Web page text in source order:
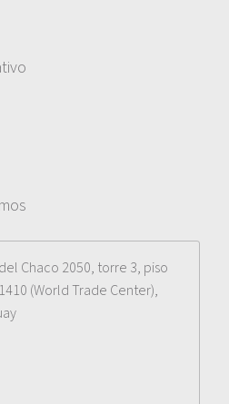
Chaco 2050, torre 3, piso
(World Trade Center),